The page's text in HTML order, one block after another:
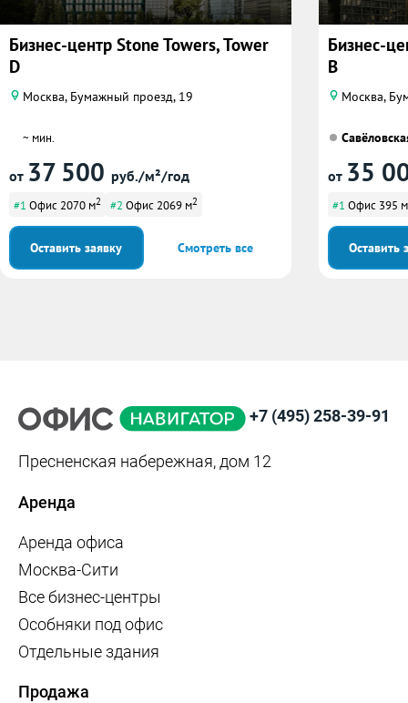
Бизнес-центр Stone Towers, Tower
D
Москва, Бумажный проезд, 19
~ мин.
от 37 500 руб./м²/год
#1 Офис 2070 м2 #2 Офис 2069 м2
Оставить заявку Смотреть все
Бизнес-
B
Москва,
от 35
#1 Офис 395 м
Оставить
+7 (495) 258-39-91
Пресненская набережная, дом 12
Аренда
Аренда офиса
Москва-Сити
Все бизнес-центры
Особняки под офис
Отдельные здания
Продажа